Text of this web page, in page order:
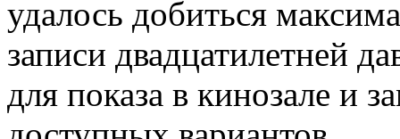
удалось добиться
записи двадцатилетней
для показа в кинозале и